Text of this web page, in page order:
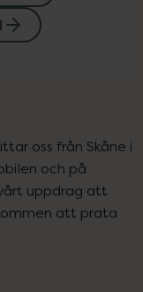
oss från Skåne i
och på
uppdrag att
att prata